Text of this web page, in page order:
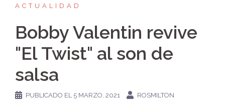
ACTUALIDAD
Bobby Valentin revive
"El Twist" al son de
salsa
PUBLICADO EL 5 MARZO, 2021 ROSMILTON